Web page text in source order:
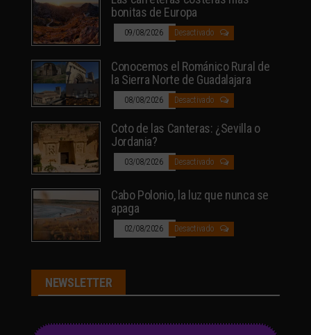
bonitas de Europa
09/08/2026 Desactivado
Conocemos el Románico Rural de
la Sierra Norte de Guadalajara
08/08/2026 Desactivado
Coto de las Canteras: ¿Sevilla o
Jordania?
03/08/2026 Desactivado
Cabo Polonio, la luz que nunca se
apaga
02/08/2026 Desactivado
NEWSLETTER